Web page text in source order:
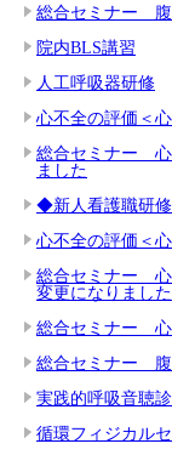
総合セミナー 腹
院内BLS講習
人工呼吸器研修
心不全の評価＜
総合セミナー
ました
◆新人看護職研
心不全の評価＜
総合セミナー
変更になりました
総合セミナー
総合セミナー
実践的呼吸音聴
循環フィジカル